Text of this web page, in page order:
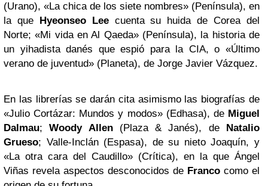
(Urano), «La chica de los siete nombres» (Península), en
la que
Hyeonseo Leecuenta su huida de Corea del
Norte; «Mi vida en Al Qaeda» (Península), la historia de
un yihadista danés que espió para la CIA, o «Último
verano de juventud» (Planeta), de Jorge Javier Vázquez.
En las librerías se darán cita asimismo las biografías de
«Julio Cortázar: Mundos y modos» (Edhasa), de Miguel
Dalmau;Woody Allen(Plaza & Janés), de
Natalio
Grueso; Valle-Inclán (Espasa), de su nieto Joaquín, y
«La otra cara del Caudillo» (Crítica), en la que Ángel
Viñas revela aspectos desconocidos de Franco como el